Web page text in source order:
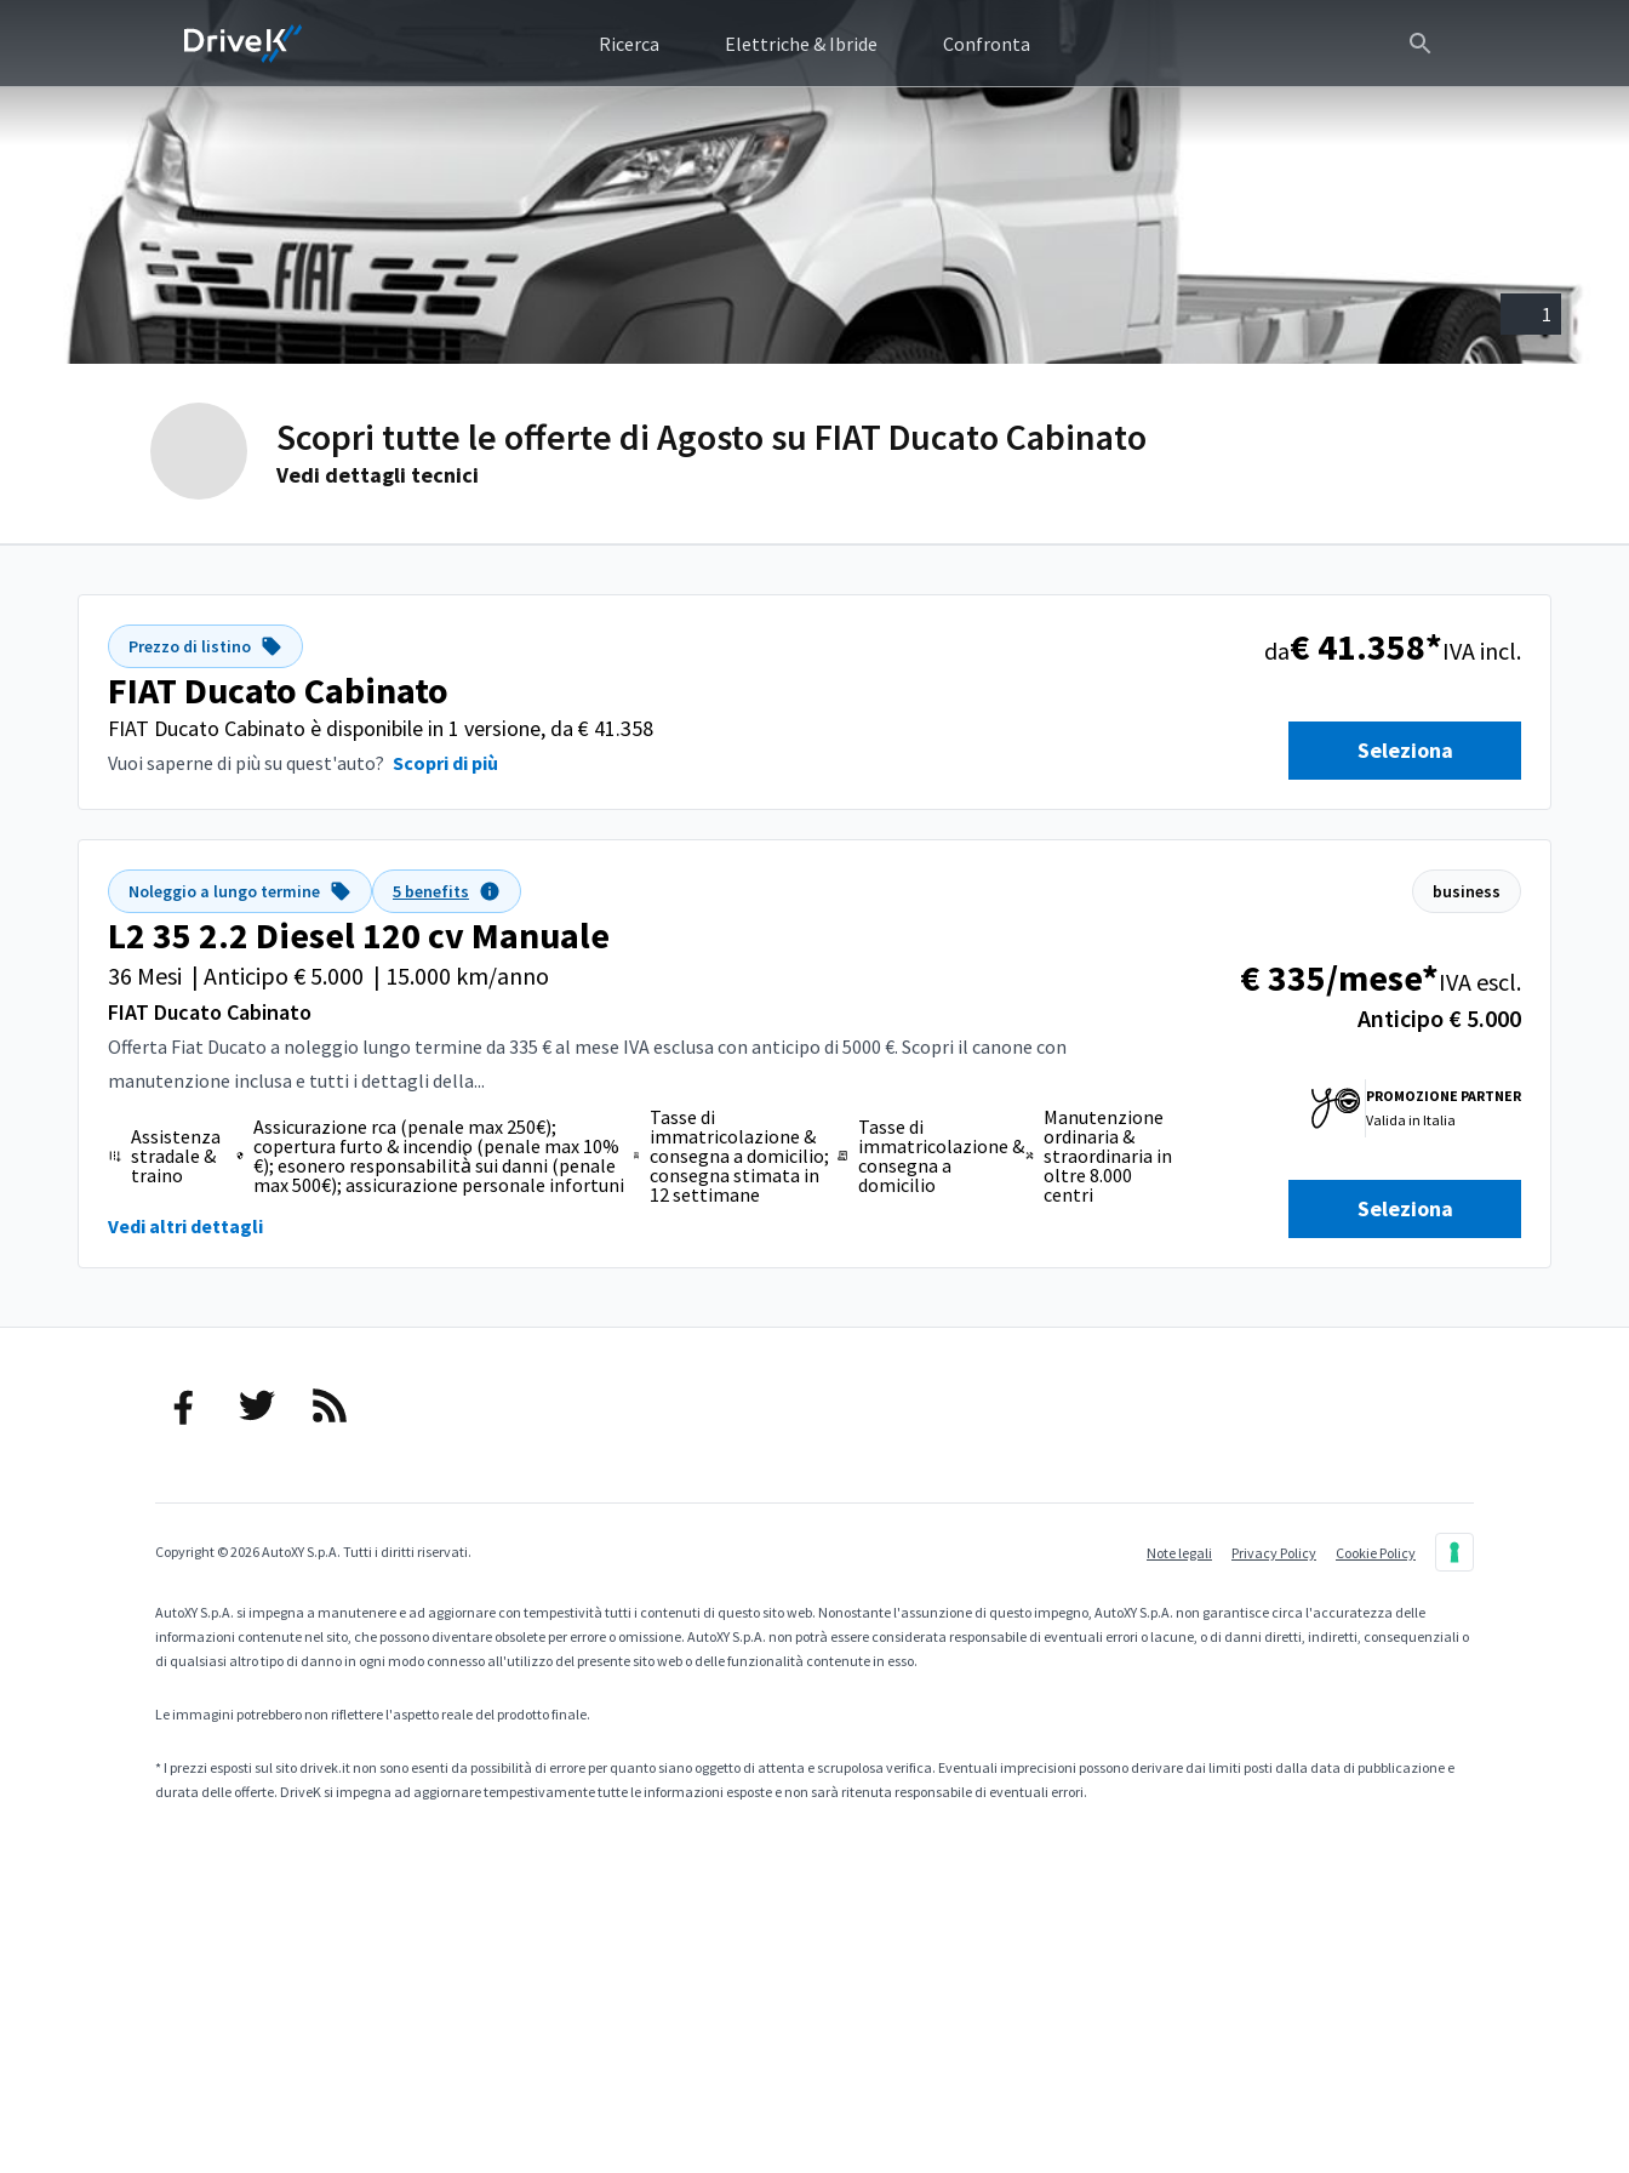
Ricerca Elettriche & Ibride Confronta
1
Scopri tutte le offerte di Agosto su FIAT Ducato Cabinato
Vedi dettagli tecnici
Prezzo di listino
FIAT Ducato Cabinato
FIAT Ducato Cabinato è disponibile in 1 versione, da € 41.358
Vuoi saperne di più su quest'auto? Scopri di più
da€ 41.358*IVA incl.
Seleziona
Noleggio a lungo termine 5 benefits
L2 35 2.2 Diesel 120 cv Manuale
36 Mesi | Anticipo € 5.000 | 15.000 km/anno
FIAT Ducato Cabinato
Offerta Fiat Ducato a noleggio lungo termine da 335 € al mese IVA esclusa con anticipo di 5000 €. Scopri il canone con
manutenzione inclusa e tutti i dettagli della...
Assistenza
stradale &
traino
Assicurazione rca (penale max 250€);
copertura furto & incendio (penale max 10%
€); esonero responsabilità̀ sui danni (penale
max 500€); assicurazione personale infortuni
Tasse di
immatricolazione &
consegna a domicilio;
consegna stimata in
12 settimane
Tasse di
immatricolazione &
consegna a
domicilio
Manutenzione
ordinaria &
straordinaria in
oltre 8.000
centri
Vedi altri dettagli
business
€ 335/mese*IVA escl.
Anticipo € 5.000
PROMOZIONE PARTNER
Valida in Italia
Seleziona
Copyright © 2026 AutoXY S.p.A. Tutti i diritti riservati. Note legali Privacy Policy Cookie Policy
AutoXY S.p.A. si impegna a manutenere e ad aggiornare con tempestività tutti i contenuti di questo sito web. Nonostante l'assunzione di questo impegno, AutoXY S.p.A. non garantisce circa l'accuratezza delle
informazioni contenute nel sito, che possono diventare obsolete per errore o omissione. AutoXY S.p.A. non potrà essere considerata responsabile di eventuali errori o lacune, o di danni diretti, indiretti, consequenziali o
di qualsiasi altro tipo di danno in ogni modo connesso all'utilizzo del presente sito web o delle funzionalità contenute in esso.
Le immagini potrebbero non riflettere l'aspetto reale del prodotto finale.
* I prezzi esposti sul sito drivek.it non sono esenti da possibilità di errore per quanto siano oggetto di attenta e scrupolosa verifica. Eventuali imprecisioni possono derivare dai limiti posti dalla data di pubblicazione e
durata delle offerte. DriveK si impegna ad aggiornare tempestivamente tutte le informazioni esposte e non sarà ritenuta responsabile di eventuali errori.